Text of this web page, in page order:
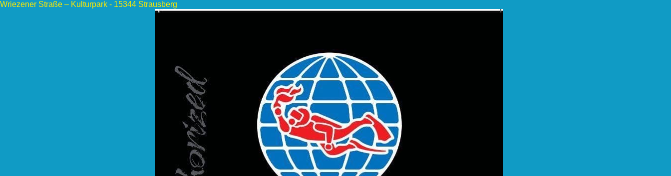
Wriezener Straße – Kulturpark - 15344 Strausberg